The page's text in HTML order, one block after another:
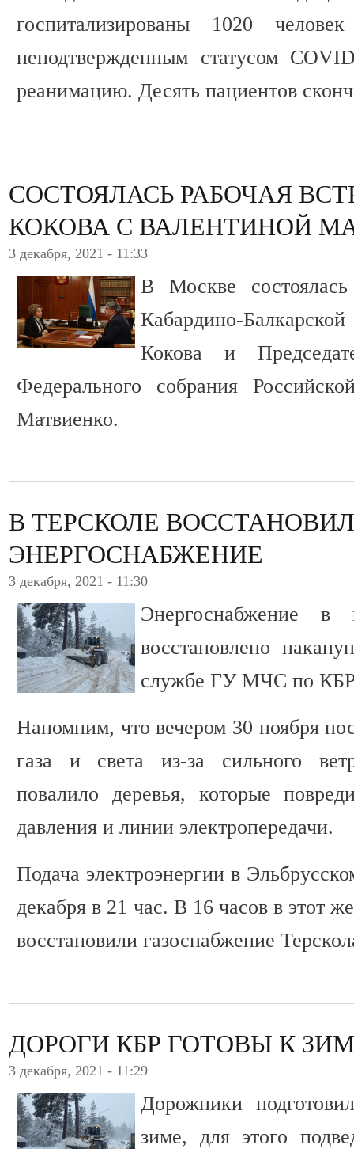
госпитализированы 1020
неподтвержденным статусом
реанимацию. Десять пациентов
СОСТОЯЛАСЬ РАБОЧАЯ
КОКОВА С ВАЛЕНТИНОЙ
3 декабря, 2021 - 11:33
В Москве
Кабардино-
Кокова и
Федерального собрания
Матвиенко.
В ТЕРСКОЛЕ
ЭНЕРГОСНАБЖЕНИЕ
3 декабря, 2021 - 11:30
Энергоснабжение в
восстановлено
службе ГУ МЧС по
Напомним, что вечером 30 ноября
газа и света из-за сильного
повалило деревья, которые
давления и линии электропередачи.
Подача электроэнергии в
декабря в 21 час. В 16 часов в этот
восстановили газоснабжение
ДОРОГИ КБР ГОТОВЫ К
3 декабря, 2021 - 11:29
Дорожники
зиме, для этого